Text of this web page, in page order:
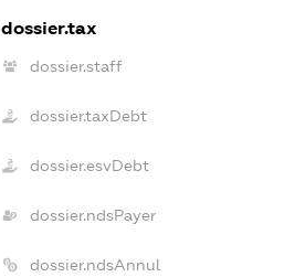
dossier.tax
dossier.staff
dossier.taxDebt
dossier.esvDebt
dossier.ndsPayer
dossier.ndsAnnul